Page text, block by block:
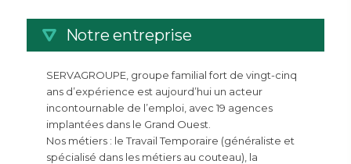
Notre entreprise
SERVAGROUPE, groupe familial fort de vingt-cinq
ans d’expérience est aujourd’hui un acteur
incontournable de l’emploi, avec 19 agences
implantées dans le Grand Ouest.
Nos métiers : le Travail Temporaire (généraliste et
spécialisé dans les métiers au couteau), la